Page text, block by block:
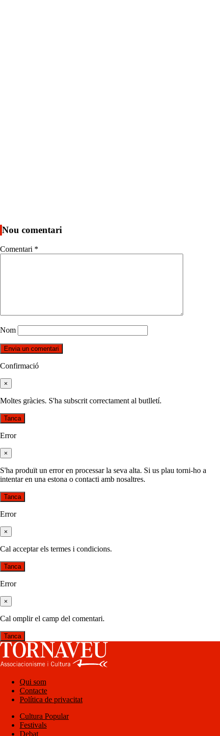
Nou comentari
Comentari *
Nom
Confirmació
×
Moltes gràcies. S'ha subscrit correctament al butlletí.
Tanca
Error
×
S'ha produït un error en processar la seva alta. Si us plau torni-ho a
intentar en una estona o contacti amb nosaltres.
Tanca
Error
×
Cal acceptar els termes i condicions.
Tanca
Error
×
Cal omplir el camp del comentari.
Tanca
Qui som
Contacte
Política de privacitat
Cultura Popular
Festivals
Debat